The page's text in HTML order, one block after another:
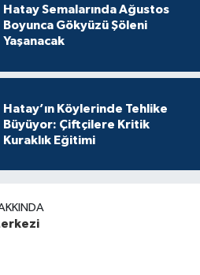
Hatay Semalarında Ağustos
Boyunca Gökyüzü Şöleni
Yaşanacak
Hatay’ın Köylerinde Tehlike
Büyüyor: Çiftçilere Kritik
Kuraklık Eğitimi